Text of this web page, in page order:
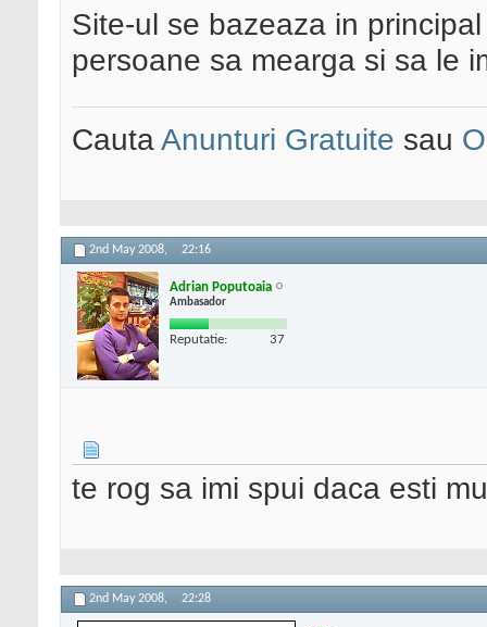
Site-ul se bazeaza in
persoane sa mearga si sa le
CautaAnunturi Gratuite sau
2nd May 2008, 22:16
Adrian Poputoaia
Ambasador
Reputatie: 37
te rog sa imi spui daca esti
2nd May 2008, 22:28